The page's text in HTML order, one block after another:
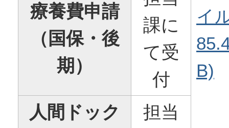
イ
B)
療養費申請
（国保・後
期）
課に
て受
付
人間ドック
担当